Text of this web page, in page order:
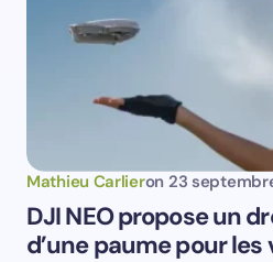
Save my name and email
next time I comment.
Submit
Mathieu Carlieron 23
DJI NEO propose un
d’une paume pour les